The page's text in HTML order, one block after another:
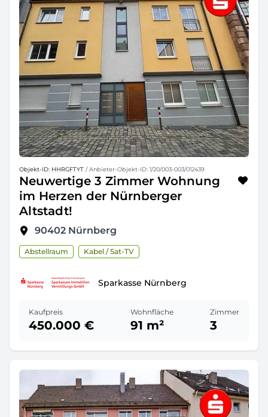
Objekt-ID: HHRGFTYT / Anbieter-Objekt-ID: 1/20/003-003/012439
Neuwertige 3 Zimmer Wohnung
im Herzen der Nürnberger
Altstadt!
90402 Nürnberg
Abstellraum Kabel / Sat-TV
Sparkasse Nürnberg
Kaufpreis
450.000 €
Wohnfläche
91 m²
Zimmer
3